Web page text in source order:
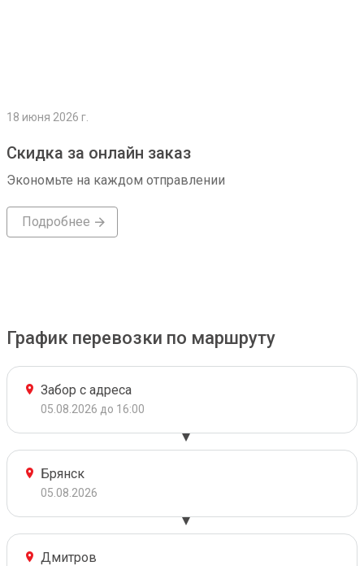
18 июня 2026 г.
Скидка за онлайн заказ
Экономьте на каждом отправлении
Подробнее
График перевозки по маршруту
Забор с адреса
05.08.2026 до 16:00
Брянск
05.08.2026
Дмитров